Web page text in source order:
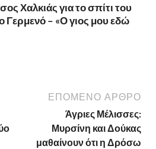
Χαλκιάς για το σπίτι του
Γερμενό – «Ο γιος μου εδώ
ΕΠΌΜΕΝΟ ΆΡΘΡΟ
Άγριες Μέλισσες:
Μυρσίνη και Δούκας
μαθαίνουν ότι η Δρόσω